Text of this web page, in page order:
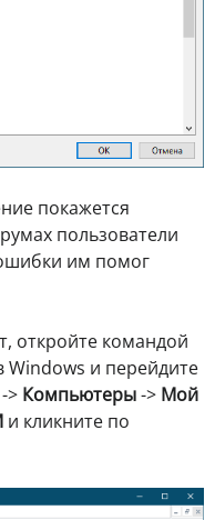
покажется
пользователи
им помог
откройте командой
и перейдите
-> Компьютеры-> Мой
и кликните по